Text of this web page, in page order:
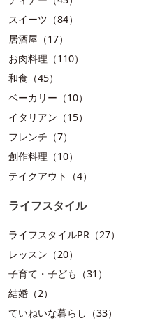
スイーツ（84）
居酒屋（17）
お肉料理（110）
和食（45）
ベーカリー（10）
イタリアン（15）
フレンチ（7）
創作料理（10）
テイクアウト（4）
ライフスタイル
ライフスタイルPR（27）
レッスン（20）
子育て・子ども（31）
結婚（2）
ていねいな暮らし（33）